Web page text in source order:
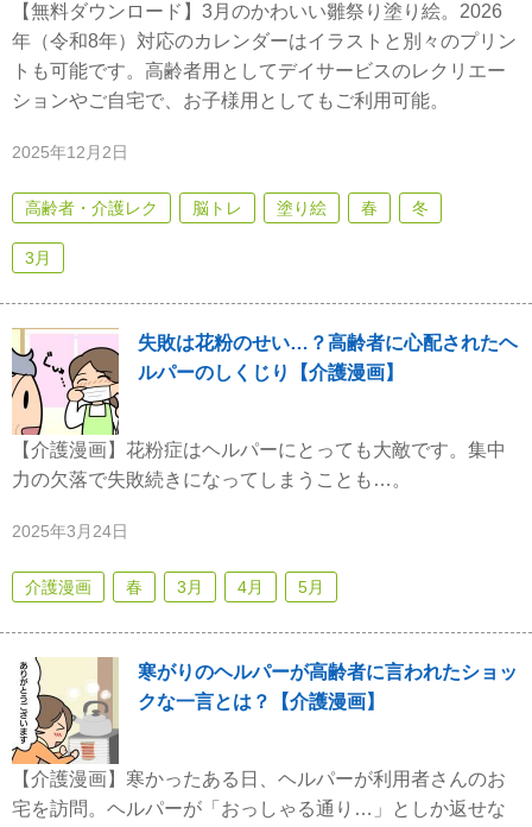
【無料ダウンロード】3月のかわいい雛祭り塗り絵。2026
年（令和8年）対応のカレンダーはイラストと別々のプリン
トも可能です。高齢者用としてデイサービスのレクリエー
ションやご自宅で、お子様用としてもご利用可能。
2025年12月2日
高齢者・介護レク 脳トレ 塗り絵 春 冬
3月
失敗は花粉のせい…？高齢者に心配されたヘ
ルパーのしくじり【介護漫画】
【介護漫画】花粉症はヘルパーにとっても大敵です。集中
力の欠落で失敗続きになってしまうことも…。
2025年3月24日
介護漫画 春 3月 4月 5月
寒がりのヘルパーが高齢者に言われたショッ
クな一言とは？【介護漫画】
【介護漫画】寒かったある日、ヘルパーが利用者さんのお
宅を訪問。ヘルパーが「おっしゃる通り…」としか返せな